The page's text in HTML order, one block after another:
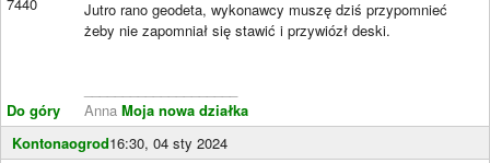
Do góry
Jutro rano geodeta, wykonawcy muszę dziś przypomnieć
żeby nie zapomniał się stawić i przywiózł deski.
Anna Moja nowa działka
Kontonaogrod16:30, 04 sty 2024